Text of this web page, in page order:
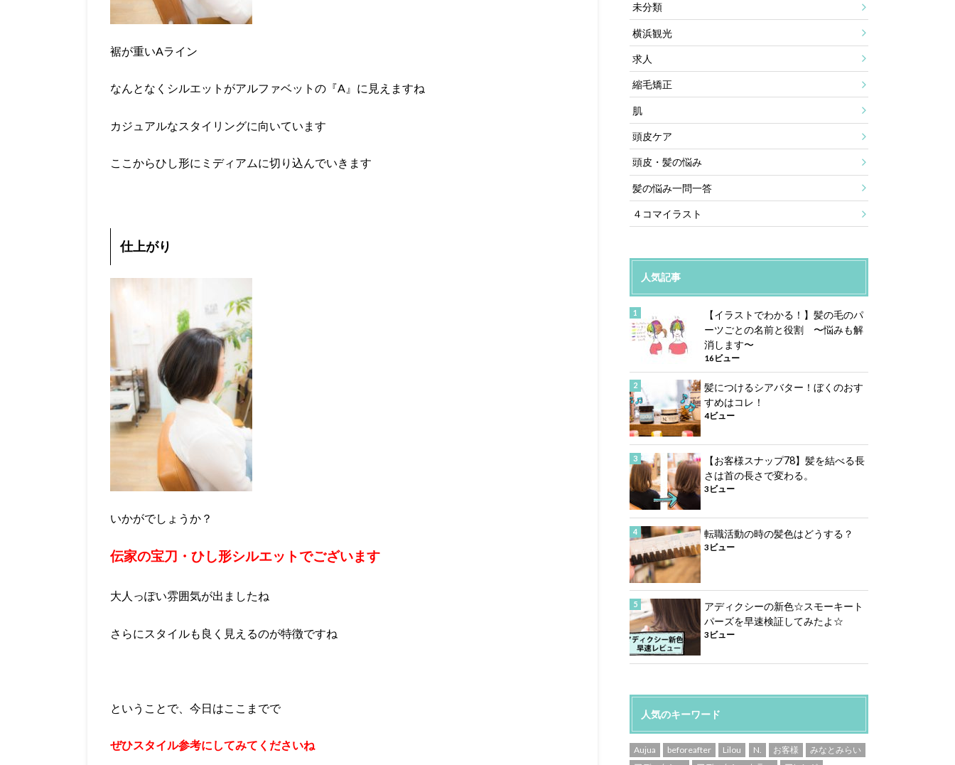
裾が重いAライン
なんとなくシルエットがアルファベットの『A』に見えますね
カジュアルなスタイリングに向いています
ここからひし形にミディアムに切り込んでいきます
仕上がり
いかがでしょうか？
伝家の宝刀・ひし形シルエットでございます
大人っぽい雰囲気が出ましたね
さらにスタイルも良く見えるのが特徴ですね
ということで、今日はここまでで
ぜひスタイル参考にしてみてくださいね
未分類
横浜観光
求人
縮毛矯正
肌
頭皮ケア
頭皮・髪の悩み
髪の悩み一問一答
４コマイラスト
人気記事
【イラストでわかる！】髪の毛のパ
ーツごとの名前と役割 〜悩みも解
消します〜
16ビュー
髪につけるシアバター！ぼくのおす
すめはコレ！
4ビュー
【お客様スナップ78】髪を結べる長
さは首の長さで変わる。
3ビュー
転職活動の時の髪色はどうする？
3ビュー
アディクシーの新色☆スモーキート
パーズを早速検証してみたよ☆
3ビュー
人気のキーワード
Aujua beforeafter Lilou N. お客様
みなとみらい